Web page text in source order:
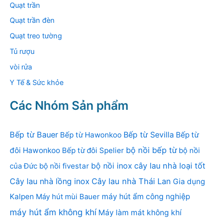
Quạt trần
Quạt trần đèn
Quạt treo tường
Tủ rượu
vòi rửa
Y Tế & Sức khỏe
Các Nhóm Sản phẩm
Bếp từ Bauer Bếp từ Hawonkoo Bếp từ Sevilla Bếp từ
đôi Hawonkoo Bếp từ đôi Spelier bộ nồi bếp từ bộ nồi
của Đức bộ nồi fivestar bộ nồi inox cây lau nhà loại tốt
Cây lau nhà lồng inox Cây lau nhà Thái Lan Gia dụng
Kalpen Máy hút mùi Bauer máy hút ẩm công nghiệp
máy hút ẩm không khí Máy làm mát không khí